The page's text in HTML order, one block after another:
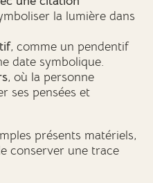
la lumière dans
, comme un pendentif
date symbolique.
, où la personne
ses pensées et
présents matériels,
conserver une trace